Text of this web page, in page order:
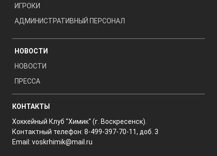
ИГРОКИ
АДМИНИСТРАТИВНЫЙ ПЕРСОНАЛ
НОВОСТИ
НОВОСТИ
ПРЕССА
КОНТАКТЫ
Хоккейный Клуб "Химик" (г. Воскресенск).
Контактный телефон: 8-499-397-70-11, доб. 3
Email: voskrhimik@mail.ru